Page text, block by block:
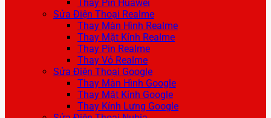
Thay Pin Huawei
Sửa Điện Thoại Realme
Thay Màn Hình Realme
Thay Mặt Kính Realme
Thay Pin Realme
Thay Vỏ Realme
Sửa Điện Thoại Google
Thay Màn Hình Google
Thay Mặt Kính Google
Thay Kính Lưng Google